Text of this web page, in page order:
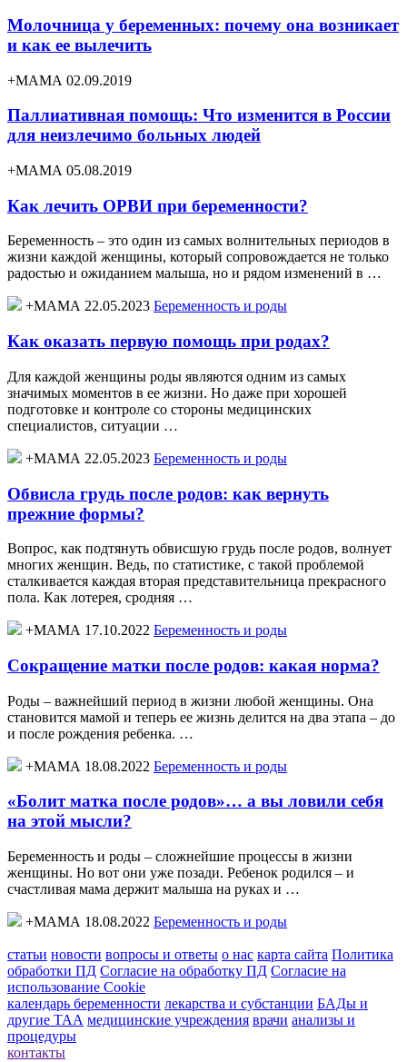
Молочница у беременных: почему она возникает
и как ее вылечить
+МАМА 02.09.2019
Паллиативная помощь: Что изменится в России
для неизлечимо больных людей
+МАМА 05.08.2019
Как лечить ОРВИ при беременности?
Беременность – это один из самых волнительных периодов в
жизни каждой женщины, который сопровождается не только
радостью и ожиданием малыша, но и рядом изменений в …
+МАМА 22.05.2023 Беременность и роды
Как оказать первую помощь при родах?
Для каждой женщины роды являются одним из самых
значимых моментов в ее жизни. Но даже при хорошей
подготовке и контроле со стороны медицинских
специалистов, ситуации …
+МАМА 22.05.2023 Беременность и роды
Обвисла грудь после родов: как вернуть
прежние формы?
Вопрос, как подтянуть обвисшую грудь после родов, волнует
многих женщин. Ведь, по статистике, с такой проблемой
сталкивается каждая вторая представительница прекрасного
пола. Как лотерея, сродняя …
+МАМА 17.10.2022 Беременность и роды
Сокращение матки после родов: какая норма?
Роды – важнейший период в жизни любой женщины. Она
становится мамой и теперь ее жизнь делится на два этапа – до
и после рождения ребенка. …
+МАМА 18.08.2022 Беременность и роды
«Болит матка после родов»… а вы ловили себя
на этой мысли?
Беременность и роды – сложнейшие процессы в жизни
женщины. Но вот они уже позади. Ребенок родился – и
счастливая мама держит малыша на руках и …
+МАМА 18.08.2022 Беременность и роды
статьи новости вопросы и ответы о нас карта сайта Политика
обработки ПД Согласие на обработку ПД Согласие на
использование Cookie
календарь беременности лекарства и субстанции БАДы и
другие ТАА медицинские учреждения врачи анализы и
процедуры
контакты